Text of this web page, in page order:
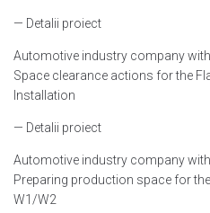
— Detalii proiect
Automotive industry company
Space clearance actions for the
Installation
— Detalii proiect
Automotive industry company
Preparing production space for
W1/W2